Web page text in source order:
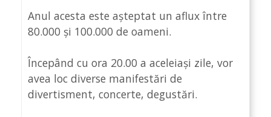
Anul acesta este așteptat un aflux între
80.000 și 100.000 de oameni.
Începând cu ora 20.00 a aceleiași zile, vor
avea loc diverse manifestări de
divertisment, concerte, degustări.